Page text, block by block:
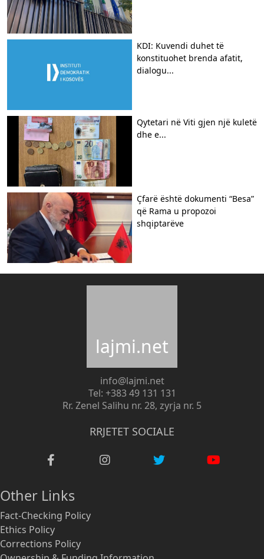
KDI: Kuvendi duhet të
konstituohet brenda afatit,
dialogu...
Qytetari në Viti gjen një kuletë
dhe e...
Çfarë është dokumenti “Besa”
që Rama u propozoi
shqiptarëve
lajmi.net
info@lajmi.net
Tel: +383 49 131 131
Rr. Zenel Salihu nr. 28, zyrja nr. 5
RRJETET SOCIALE
Other Links
Fact-Checking Policy
Ethics Policy
Corrections Policy